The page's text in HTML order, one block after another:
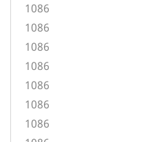
1086
1086
1086
1086
1086
1086
1086